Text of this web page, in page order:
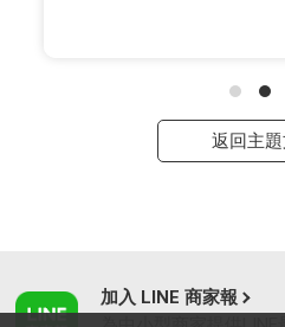
返回主
加入 LINE 商家報